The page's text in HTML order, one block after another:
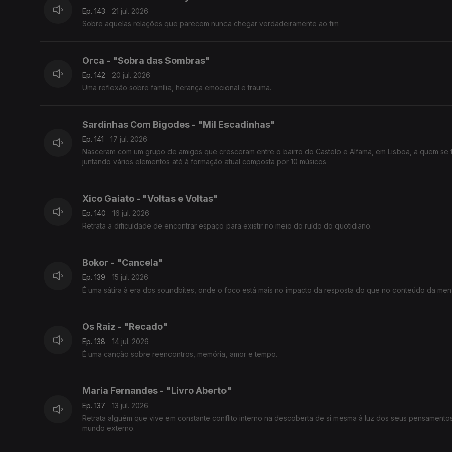
Ep. 143
21 jul. 2026
Sobre aquelas relações que parecem nunca chegar verdadeiramente ao fim
Orca - "Sobra das Sombras"
Ep. 142
20 jul. 2026
Uma reflexão sobre família, herança emocional e trauma.
Sardinhas Com Bigodes - "Mil Escadinhas"
Ep. 141
17 jul. 2026
Nasceram com um grupo de amigos que cresceram entre o bairro do Castelo e Alfama, em Lisboa, a quem se
juntando vários elementos até à formação atual composta por 10 músicos
Xico Gaiato - "Voltas e Voltas"
Ep. 140
16 jul. 2026
Retrata a dificuldade de encontrar espaço para existir no meio do ruído do quotidiano.
Bokor - "Cancela"
Ep. 139
15 jul. 2026
É uma sátira à era dos soundbites, onde o foco está mais no impacto da resposta do que no conteúdo da
Os Raiz - "Recado"
Ep. 138
14 jul. 2026
É uma canção sobre reencontros, memória, amor e tempo.
Maria Fernandes - "Livro Aberto"
Ep. 137
13 jul. 2026
Retrata alguém que vive em constante conflito interno na descoberta de si mesma à luz dos seus
mundo externo.